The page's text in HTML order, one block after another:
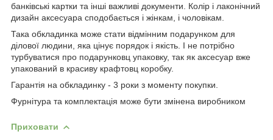
банківські картки та інші важливі документи. Колір і лаконічний
дизайн аксесуара сподобається і жінкам, і чоловікам.
Така обкладинка може стати відмінним подарунком для
ділової людини, яка цінує порядок і якість. І не потрібно
турбуватися про подарунковц упаковку, так як аксесуар вже
упакований в красиву крафтовц коробку.
Гарантія на обкладинку - 3 роки з моменту покупки.
Фурнітура та комплектація може бути змінена виробником
Приховати